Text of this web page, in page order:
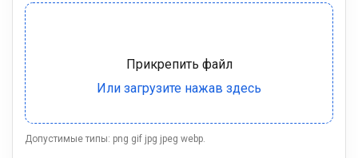
Допустимые типы: png gif jpg jpeg webp.